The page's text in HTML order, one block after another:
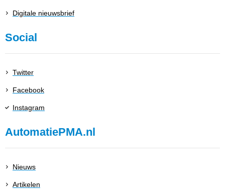
Digitale nieuwsbrief
Social
Twitter
Facebook
Instagram
AutomatiePMA.nl
Nieuws
Artikelen